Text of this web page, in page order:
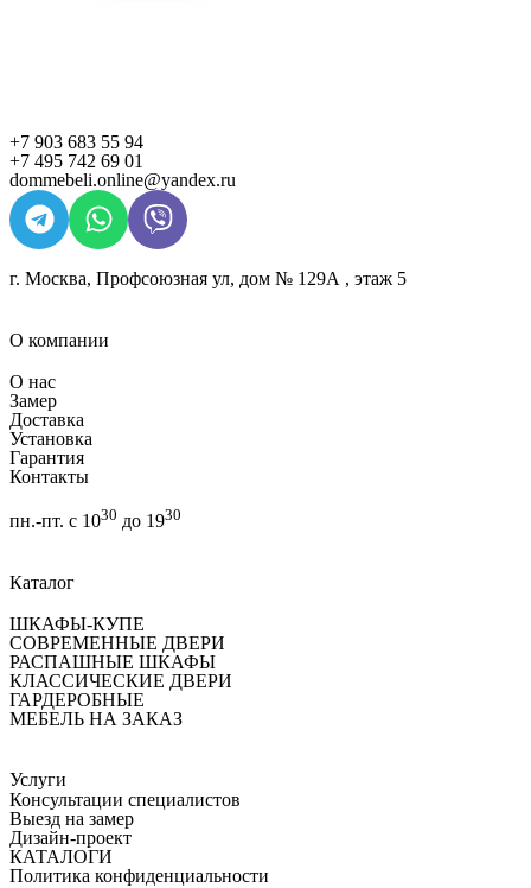
+7 903 683 55 94
+7 495 742 69 01
dommebeli.online@yandex.ru
г. Москва, Профсоюзная ул, дом № 129А , этаж 5
О компании
О нас
Замер
Доставка
Установка
Гарантия
Контакты
пн.-пт. с 1030 до 1930
Каталог
ШКАФЫ-КУПЕ
СОВРЕМЕННЫЕ ДВЕРИ
РАСПАШНЫЕ ШКАФЫ
КЛАССИЧЕСКИЕ ДВЕРИ
ГАРДЕРОБНЫЕ
МЕБЕЛЬ НА ЗАКАЗ
Услуги
Консультации специалистов
Выезд на замер
Дизайн-проект
КАТАЛОГИ
Политика конфиденциальности